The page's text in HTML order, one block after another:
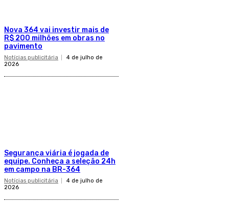
Nova 364 vai investir mais de
R$ 200 milhões em obras no
pavimento
Notícias publicitária
4 de julho de
2026
Segurança viária é jogada de
equipe. Conheça a seleção 24h
em campo na BR-364
Notícias publicitária
4 de julho de
2026